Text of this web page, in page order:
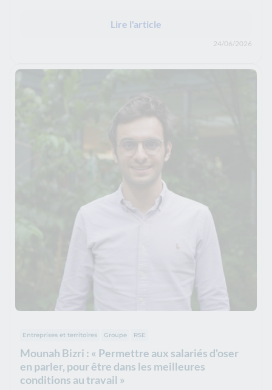
Lire l'article
24/06/2026
Entreprises et territoires Groupe RSE
Mounah Bizri : « Permettre aux salariés d'oser
en parler, pour être dans les meilleures
conditions au travail »